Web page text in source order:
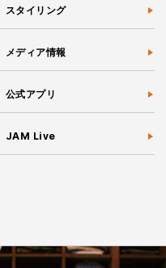
スタイリング
メディア情報
公式アプリ
JAM Live